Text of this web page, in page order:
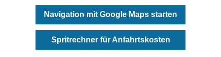
Navigation mit Google Maps starten
Spritrechner für Anfahrtskosten